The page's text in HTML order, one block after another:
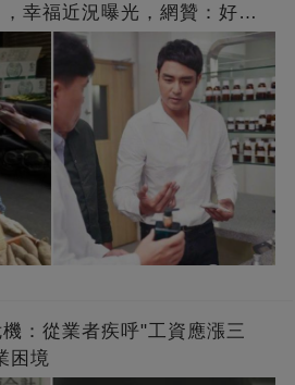
幸福近況曝光，網贊：好老
：從業者疾呼"工資應漲三
困境